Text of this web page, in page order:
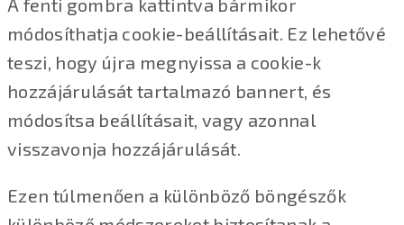
A fenti gombra kattintva bármikor
módosíthatja cookie-beállításait. Ez lehetővé
teszi, hogy újra megnyissa a cookie-k
hozzájárulását tartalmazó bannert, és
módosítsa beállításait, vagy azonnal
visszavonja hozzájárulását.
Ezen túlmenően a különböző böngészők